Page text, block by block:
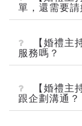
單，還需要請
【婚禮主
服務嗎？
【婚禮主
跟企劃溝通？